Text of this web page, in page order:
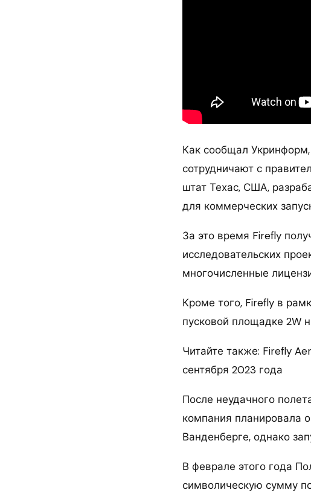
Как сообщал
сотрудничают с
штат Техас, США,
для коммерческих
За это время Firefly
исследовательских
многочисленные
Кроме того, Firefly в
пусковой площадке 2W
Читайте также: Firefly
сентября 2023 года
После неудачного
компания планировала
Ванденберге, однако
В феврале этого года
символическую сумму